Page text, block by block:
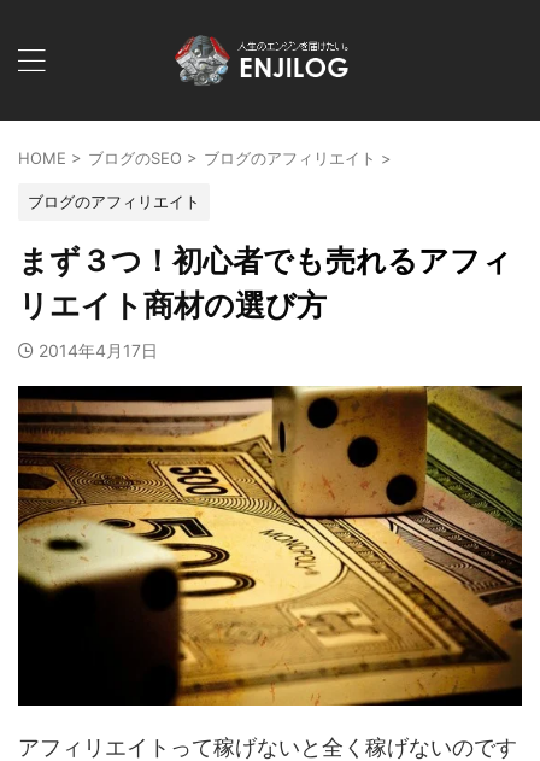
HOME > ブログのSEO > ブログのアフィリエイト >
ブログのアフィリエイト
まず３つ！初心者でも売れるアフィ
リエイト商材の選び方
2014年4月17日
アフィリエイトって稼げないと全く稼げないのです